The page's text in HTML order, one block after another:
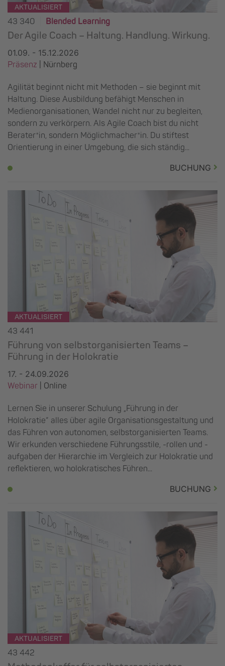
AKTUALISIERT
43 340 Blended Learning
Der Agile Coach – Haltung. Handlung. Wirkung.
01.09. - 15.12.2026
Präsenz
Nürnberg
Agilität beginnt nicht mit Methoden – sie beginnt mit
Haltung. Diese Ausbildung befähigt Menschen in
Medienorganisationen, Wandel nicht nur zu begleiten,
sondern zu verkörpern. Als Agile Coach bist du nicht
Berater*in, sondern Möglichmacher*in. Du stiftest
Orientierung in einer Umgebung, die sich ständig...
BUCHUNG
AKTUALISIERT
43 441
Führung von selbstorganisierten Teams –
Führung in der Holokratie
17. - 24.09.2026
Webinar | Online
Lernen Sie in unserer Schulung „Führung in der
Holokratie“ alles über agile Organisationsgestaltung und
das Führen von autonomen, selbstorganisierten Teams.
Wir erkunden verschiedene Führungsstile, -rollen und -
aufgaben der Hierarchie im Vergleich zur Holokratie und
reflektieren, wo holokratisches Führen...
BUCHUNG
AKTUALISIERT
43 442